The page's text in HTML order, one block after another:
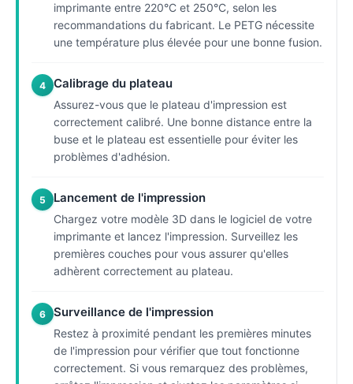
imprimante entre 220°C et 250°C, selon les
recommandations du fabricant. Le PETG nécessite
une température plus élevée pour une bonne fusion.
4 Calibrage du plateau
Assurez-vous que le plateau d'impression est
correctement calibré. Une bonne distance entre la
buse et le plateau est essentielle pour éviter les
problèmes d'adhésion.
5 Lancement de l'impression
Chargez votre modèle 3D dans le logiciel de votre
imprimante et lancez l'impression. Surveillez les
premières couches pour vous assurer qu'elles
adhèrent correctement au plateau.
6 Surveillance de l'impression
Restez à proximité pendant les premières minutes
de l'impression pour vérifier que tout fonctionne
correctement. Si vous remarquez des problèmes,